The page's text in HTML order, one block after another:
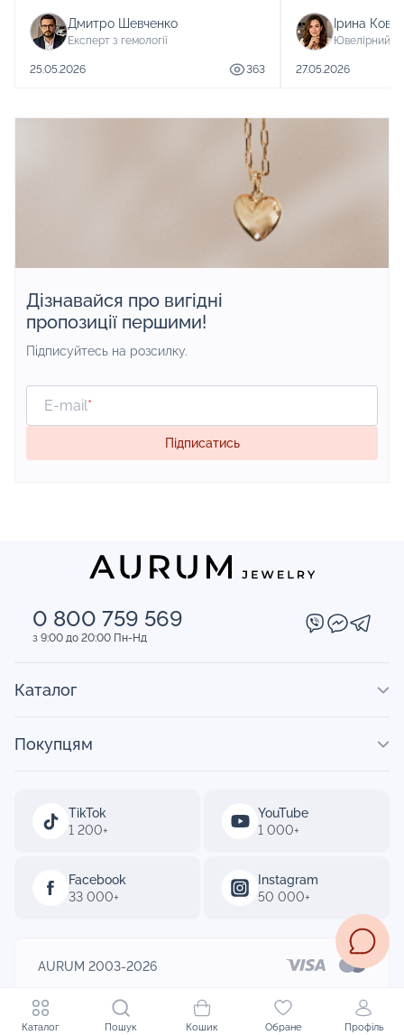
Каталог Пошук Кошик Обране Профіль
розкривається у срібних моделях.
Дмитро Шевченко
Експерт з гемології
25.05.2026 363
моменту стають
багатогранними
дорогоцінними,
Якщо ви
яке весілля,
Ірина
Ювелірний
27.05.2026
Дізнавайся про вигідні
пропозиції першими!
Підписуйтесь на розсилку.
E-mail*
Підписатись
0 800 759 569
з 9:00 до 20:00 Пн-Нд
TikTok
1 200+
YouTube
1 000+
Facebook
33 000+
Instagram
50 000+
Каталог
Покупцям
AURUM 2003-2026
Designed by